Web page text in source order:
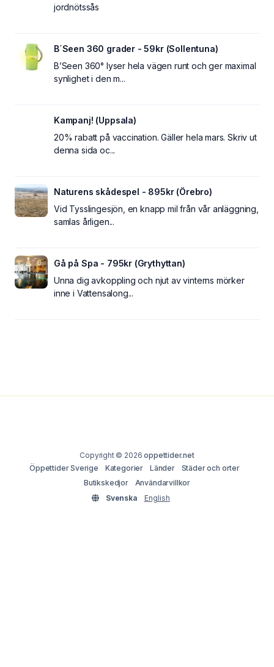
jordnötssås
B´Seen 360 grader - 59kr (Sollentuna)
B’Seen 360° lyser hela vägen runt och ger maximal
synlighet i den m...
Kampanj! (Uppsala)
20% rabatt på vaccination. Gäller hela mars. Skriv ut
denna sida oc...
Naturens skådespel - 895kr (Örebro)
Vid Tysslingesjön, en knapp mil från vår anläggning,
samlas årligen...
Gå på Spa - 795kr (Grythyttan)
Unna dig avkoppling och njut av vinterns mörker
inne i Vattensalong...
Copyright © 2026oppettider.net
Öppettider Sverige
Kategorier Länder
Städer och orter
Butikskedjor
Användarvillkor
Svenska
English